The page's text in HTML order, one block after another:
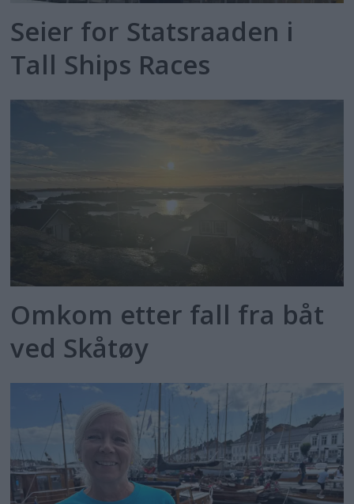
Seier for Statsraaden i
Tall Ships Races
Omkom etter fall fra båt
ved Skåtøy